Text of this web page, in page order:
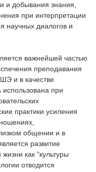
и добывания знания,
при интерпретации
научных диалогов и
важнейшей частью
преподавания
и в качестве
при
практики усиления
общении и в
развитие
как "культуры
отводится